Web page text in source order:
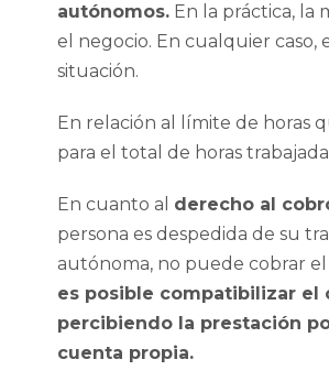
autónomos. En la práctica, la
el negocio. En cualquier
situación.
En relación al límite de horas
para el total de horas
En cuanto al derecho al
persona es despedida de su
autónoma, no puede cobrar
es posible compatibilizar el
percibiendo la prestación
cuenta propia.